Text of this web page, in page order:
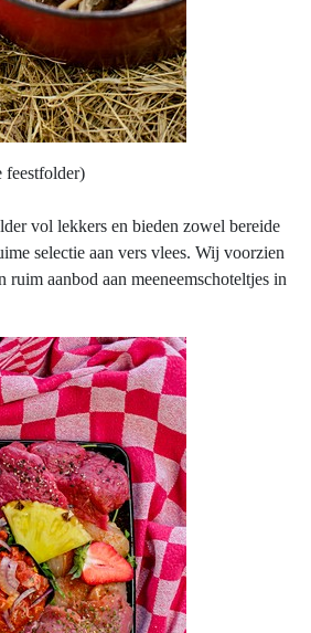
vol lekkers en bieden zowel bereide
selectie aan vers vlees. Wij voorzien
ruim aanbod aan meeneemschoteltjes in